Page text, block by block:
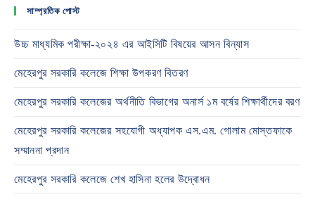
সাম্প্রতিক পোস্ট
উচ্চ মাধ্যমিক পরীক্ষা-২০২৪ এর আইসিটি বিষয়ের আসন বিন্যাস
মেহেরপুর সরকারি কলেজে শিক্ষা উপকরণ বিতরণ
মেহেরপুর সরকারি কলেজের অর্থনীতি বিভাগের অনার্স ১ম বর্ষের শিক্ষার্থীদের বরণ
মেহেরপুর সরকারি কলেজের সহযোগী অধ্যাপক এস.এম. গোলাম মোস্তফাকে
সম্মাননা প্রদান
মেহেরপুর সরকারি কলেজে শেখ হাসিনা হলের উদ্বোধন